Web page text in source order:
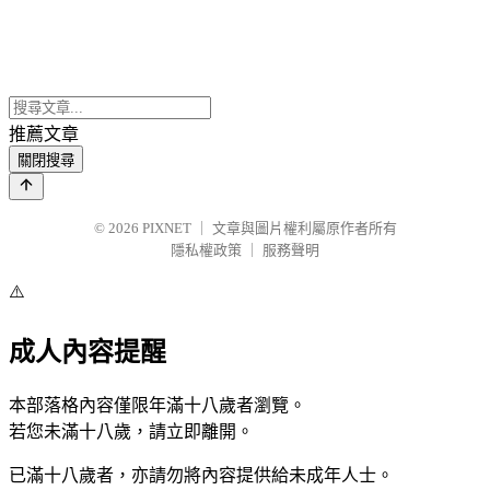
推薦文章
關閉搜尋
© 2026 PIXNET
文章與圖片權利屬原作者所有
隱私權政策
服務聲明
⚠️
成人內容提醒
本部落格內容僅限年滿十八歲者瀏覽。
若您未滿十八歲，請立即離開。
已滿十八歲者，亦請勿將內容提供給未成年人士。